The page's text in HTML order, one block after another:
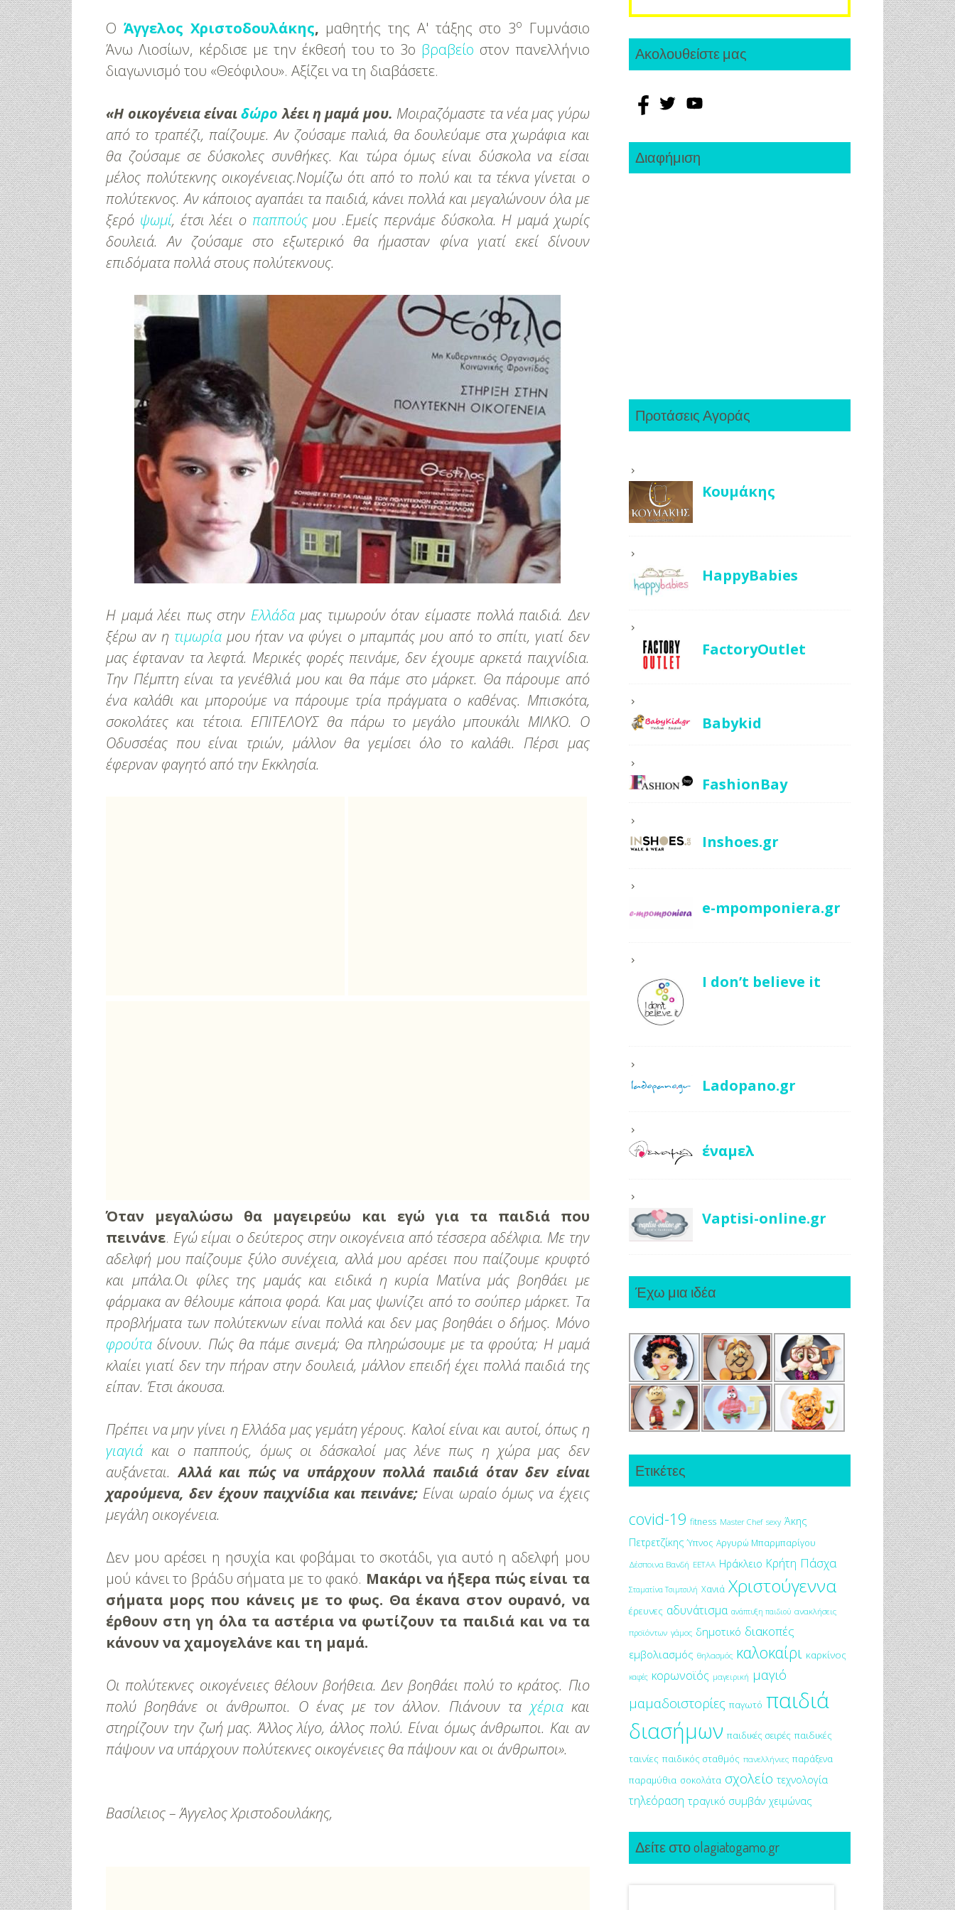
Ο Άγγελος Χριστοδουλάκης, μαθητής της Α' τάξης στο 3ο
Γυμνάσιο
Άνω Λιοσίων, κέρδισε με την έκθεσή του το 3ο βραβείο στον πανελλήνιο
διαγωνισμό του «Θεόφιλου». Αξίζει να τη διαβάσετε.
«Η οικογένεια είναιδώρο λέει η μαμά μου. Μοιραζόμαστε τα νέα μας γύρω
από το τραπέζι, παίζουμε. Αν ζούσαμε παλιά, θα δουλεύαμε στα χωράφια και
θα ζούσαμε σε δύσκολες συνθήκες. Και τώρα όμως είναι δύσκολα να είσαι
μέλος πολύτεκνης οικογένειας.Νομίζω ότι από το πολύ και τα τέκνα γίνεται ο
πολύτεκνος. Αν κάποιος αγαπάει τα παιδιά, κάνει πολλά και μεγαλώνουν όλα με
ξερό ψωμί, έτσι λέει ο παππούςμου .Εμείς περνάμε δύσκολα. Η μαμά χωρίς
δουλειά. Αν ζούσαμε στο εξωτερικό θα ήμασταν φίνα γιατί εκεί δίνουν
επιδόματα πολλά στους πολύτεκνους.
Η μαμά λέει πως στην Ελλάδαμας τιμωρούν όταν είμαστε πολλά παιδιά. Δεν
ξέρω αν η τιμωρία μου ήταν να φύγει ο μπαμπάς μου από το σπίτι, γιατί δεν
μας έφταναν τα λεφτά. Μερικές φορές πεινάμε, δεν έχουμε αρκετά παιχνίδια.
Την Πέμπτη είναι τα γενέθλιά μου και θα πάμε στο μάρκετ. Θα πάρουμε από
ένα καλάθι και μπορούμε να πάρουμε τρία πράγματα ο καθένας. Μπισκότα,
σοκολάτες και τέτοια. ΕΠΙΤΕΛΟΥΣ θα πάρω το μεγάλο μπουκάλι ΜΙΛΚΟ. Ο
Οδυσσέας που είναι τριών, μάλλον θα γεμίσει όλο το καλάθι. Πέρσι μας
έφερναν φαγητό από την Εκκλησία.
Όταν μεγαλώσω θα μαγειρεύω και εγώ για τα παιδιά που
πεινάνε. Εγώ είμαι ο δεύτερος στην οικογένεια από τέσσερα αδέλφια. Με την
αδελφή μου παίζουμε ξύλο συνέχεια, αλλά μου αρέσει που παίζουμε κρυφτό
και μπάλα.Οι φίλες της μαμάς και ειδικά η κυρία Ματίνα μάς βοηθάει με
φάρμακα αν θέλουμε κάποια φορά. Και μας ψωνίζει από το σούπερ μάρκετ. Τα
προβλήματα των πολύτεκνων είναι πολλά και δεν μας βοηθάει ο δήμος. Μόνο
φρούτα δίνουν. Πώς θα πάμε σινεμά; Θα πληρώσουμε με τα φρούτα; Η μαμά
κλαίει γιατί δεν την πήραν στην δουλειά, μάλλον επειδή έχει πολλά παιδιά της
είπαν. Έτσι άκουσα.
Πρέπει να μην γίνει η Ελλάδα μας γεμάτη γέρους. Καλοί είναι και αυτοί, όπως η
γιαγιά και ο παππούς, όμως οι δάσκαλοί μας λένε πως η χώρα μας δεν
αυξάνεται.Αλλά και πώς να υπάρχουν πολλά παιδιά όταν δεν είναι
χαρούμενα, δεν έχουν παιχνίδια και πεινάνε; Είναι ωραίο όμως να έχεις
μεγάλη οικογένεια.
Δεν μου αρέσει η ησυχία και φοβάμαι το σκοτάδι, για αυτό η αδελφή μου
μού κάνει το βράδυ σήματα με το φακό. Μακάρι να ήξερα πώς είναι τα
σήματα μορς που κάνεις με το φως. Θα έκανα στον ουρανό, να
έρθουν στη γη όλα τα αστέρια να φωτίζουν τα παιδιά και να τα
κάνουν να χαμογελάνε και τη μαμά.
Οι πολύτεκνες οικογένειες θέλουν βοήθεια. Δεν βοηθάει πολύ το κράτος. Πιο
πολύ βοηθάνε οι άνθρωποι. Ο ένας με τον άλλον. Πιάνουν τα χέριακαι
στηρίζουν την ζωή μας. Άλλος λίγο, άλλος πολύ. Είναι όμως άνθρωποι. Και αν
πάψουν να υπάρχουν πολύτεκνες οικογένειες θα πάψουν και οι άνθρωποι».
Βασίλειος – Άγγελος Χριστοδουλάκης,
Ακολουθείστε μας
Διαφήμιση
Προτάσεις Αγοράς
Κουμάκης
HappyBabies
FactoryOutlet
Babykid
FashionBay
Inshoes.gr
e-mpomponiera.gr
I don’t believe it
Ladopano.gr
έναμελ
Vaptisi-online.gr
Έχω μια ιδέα
Ετικέτες
covid-19 fitness Master Chef sexy Άκης
Πετρετζίκης Ύπνος Αργυρώ Μπαρμπαρίγου
Δέσποινα Βανδή ΕΕΤΑΑ Ηράκλειο Κρήτη Πάσχα
Σταματίνα Τσιμτσιλή Χανιά Χριστούγεννα
έρευνες αδυνάτισμα ανάπτυξη παιδιού ανακλήσεις
προϊόντων γάμος δημοτικό διακοπές
εμβολιασμός θηλασμός καλοκαίρι καρκίνος
καφές κορωνοϊός μαγειρική μαγιό
μαμαδοιστορίες παγωτό παιδιά
διασήμων παιδικές σειρές παιδικές
ταινίες παιδικός σταθμός πανελλήνιες παράξενα
παραμύθια σοκολάτα σχολείο τεχνολογία
τηλεόραση τραγικό συμβάν χειμώνας
Δείτε στο olagiatogamo.gr